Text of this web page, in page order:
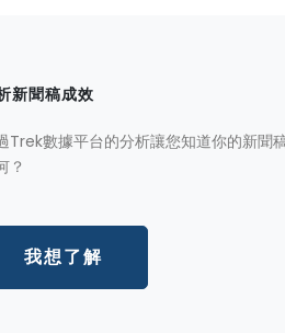
新聞稿成效
Trek數據平台的分析讓您知道你的新聞
？
我想了解